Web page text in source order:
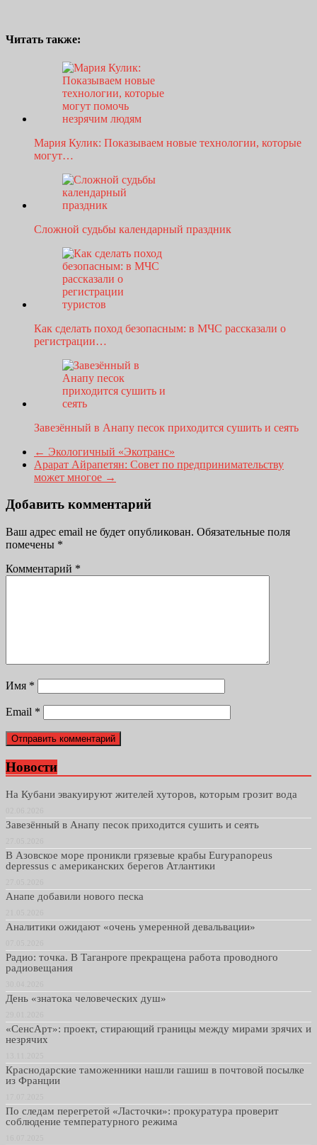
Читать также:
Мария Кулик: Показываем новые технологии, которые
могут…
Сложной судьбы календарный праздник
Как сделать поход безопасным: в МЧС рассказали о
регистрации…
Завезённый в Анапу песок приходится сушить и сеять
← Экологичный «Экотранс»
Арарат Айрапетян: Совет по предпринимательству
может многое →
Добавить комментарий
Ваш адрес email не будет опубликован. Обязательные поля
помечены *
Комментарий *
Имя *
Email *
Новости
На Кубани эвакуируют жителей хуторов, которым грозит вода
Завезённый в Анапу песок приходится сушить и сеять
В Азовское море проникли грязевые крабы Eurypanopeus
depressus с американских берегов Атлантики
Анапе добавили нового песка
Аналитики ожидают «очень умеренной девальвации»
Радио: точка. В Таганроге прекращена работа проводного
радиовещания
День «знатока человеческих душ»
«СенсАрт»: проект, стирающий границы между мирами зрячих и
незрячих
Краснодарские таможенники нашли гашиш в почтовой посылке
из Франции
По следам перегретой «Ласточки»: прокуратура проверит
соблюдение температурного режима